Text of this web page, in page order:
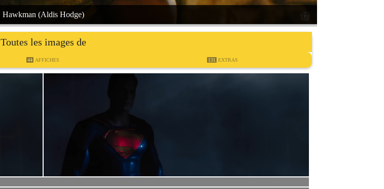
Hawkman (Aldis Hodge)
Toutes les images de
44 AFFICHES 131 EXTRAS